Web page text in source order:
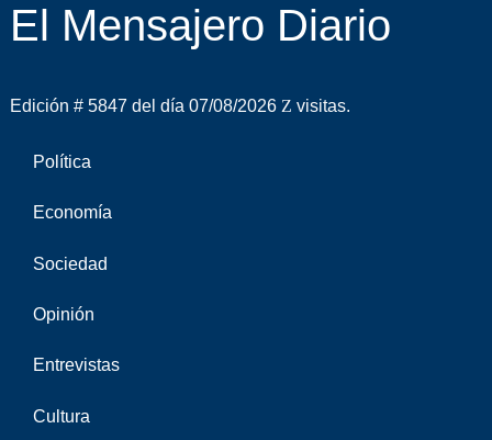
El Mensajero Diario
Edición # 5847 del día 07/08/2026 visitas.
Política
Economía
Sociedad
Opinión
Entrevistas
Cultura